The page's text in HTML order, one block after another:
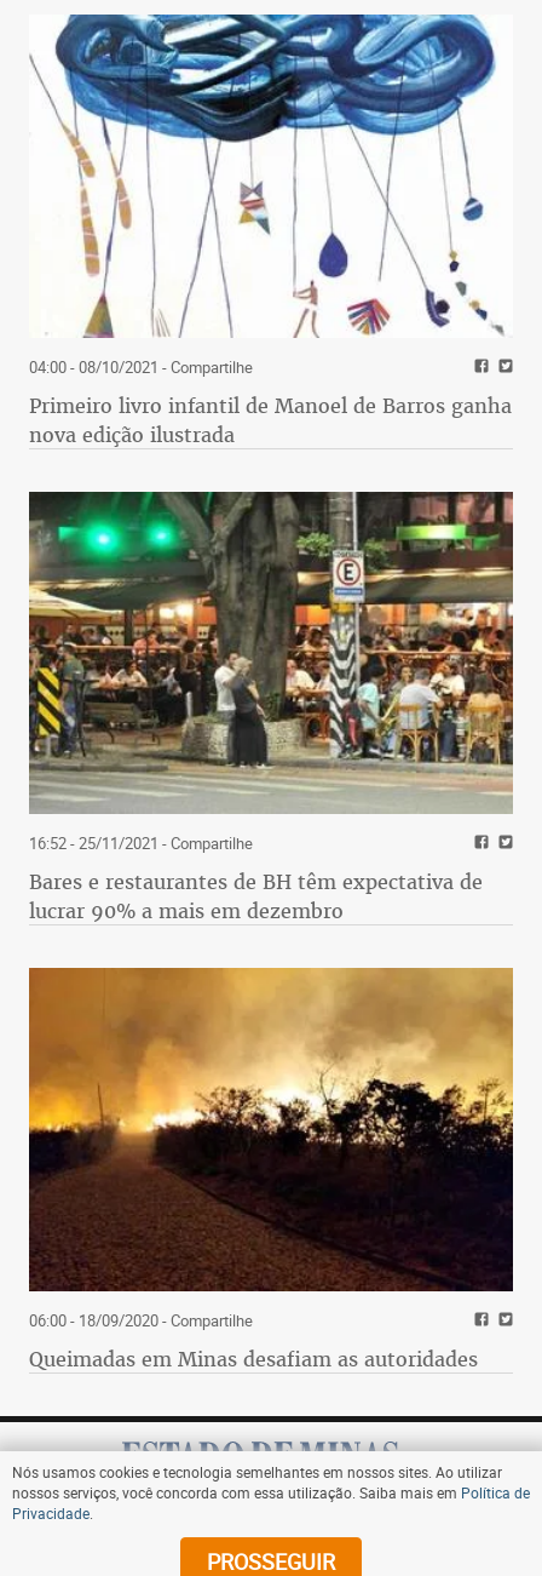
04:00 - 08/10/2021 - Compartilhe
Primeiro livro infantil de Manoel de Barros ganha
nova edição ilustrada
16:52 - 25/11/2021 - Compartilhe
Bares e restaurantes de BH têm expectativa de
lucrar 90% a mais em dezembro
06:00 - 18/09/2020- Compartilhe
Queimadas em Minas desafiam as autoridades
Assine
Nós usamos cookies e tecnologia semelhantes em nossos sites. Ao utilizar
nossos serviços, você concorda com essa utilização. Saiba mais em Política de
Privacidade
PROSSEGUIR